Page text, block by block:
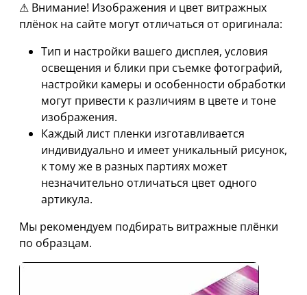
⚠ Внимание! Изображения и цвет витражных
плёнок на сайте могут отличаться от оригинала:
Тип и настройки вашего дисплея, условия
освещения и блики при съемке фотографий,
настройки камеры и особенности обработки
могут привести к различиям в цвете и тоне
изображения.
Каждый лист пленки изготавливается
индивидуально и имеет уникальный рисунок,
к тому же в разных партиях может
незначительно отличаться цвет одного
артикула.
Мы рекомендуем подбирать витражные плёнки
по образцам.